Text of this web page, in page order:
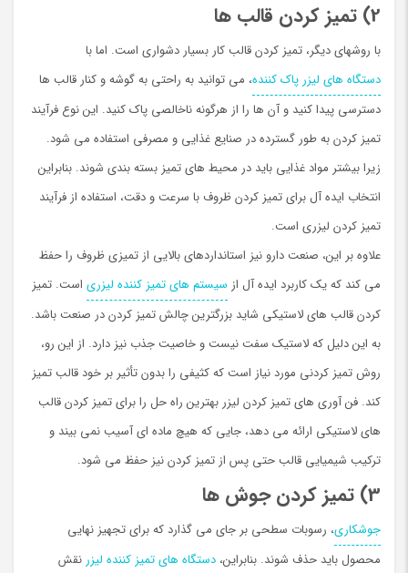
2) تمیز کردن قالب ها
با روشهاي ديگر، تمیز کردن قالب کار بسیار دشواری است. اما با
دستگاه های لیزر پاک کننده، می توانید به راحتی به گوشه و کنار قالب ها
دسترسی پیدا کنید و آن ها را از هرگونه ناخالصی پاک کنید. این نوع فرآیند
تمیز کردن به طور گسترده در صنایع غذایی و مصرفی استفاده می شود.
زیرا بیشتر مواد غذایی باید در محیط های تمیز بسته بندی شوند. بنابراین
انتخاب ایده آل برای تمیز کردن ظروف با سرعت و دقت، استفاده از فرآیند
تمیز کردن لیزري است.
علاوه بر این، صنعت دارو نیز استانداردهای بالایی از تمیزی ظروف را حفظ
می کند که یک کاربرد ایده آل از سیستم های تمیز کننده لیزری است. تمیز
کردن قالب های لاستیکی شاید بزرگترین چالش تمیز کردن در صنعت باشد.
به این دلیل که لاستیک سفت نیست و خاصیت جذب نیز دارد. از این رو،
روش تمیز کردني مورد نیاز است که کثیفی را بدون تأثیر بر خود قالب تمیز
کند. فن آوری های تمیز کردن لیزر بهترین راه حل را برای تمیز کردن قالب
های لاستیکی ارائه می دهد، جایی که هیچ ماده ای آسیب نمی بیند و
ترکیب شیمیایی قالب حتی پس از تمیز کردن نیز حفظ می شود.
3) تمیز کردن جوش ها
جوشکاری، رسوبات سطحی بر جای می گذارد که برای تجهیز نهایی
محصول باید حذف شوند. بنابراین، دستگاه های تمیز کننده لیزر نقش